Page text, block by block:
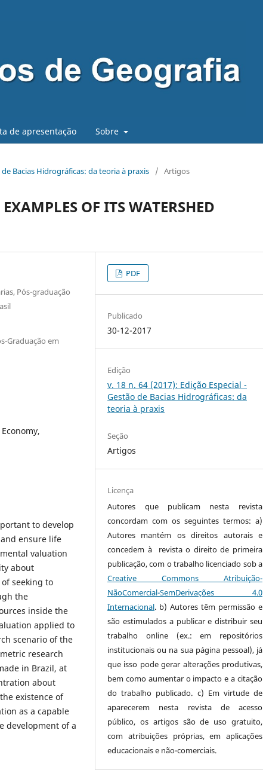
de apresentação Sobre
de Bacias Hidrográficas: da teoria à praxis / Artigos
OF ITS WATERSHED
Pós-graduação
Graduação em
to develop
ensure life
valuation
about
seeking to
the
inside the
applied to
scenario of the
research
in Brazil, at
about
existence of
as a capable
development of a
PDF
Publicado
30-12-2017
Edição
v. 18 n. 64 (2017): Edição Especial -
Gestão de Bacias Hidrográficas: da
teoria à praxis
Seção
Artigos
Licença
Autores que publicam nesta revista
concordam com os seguintes termos: a)
Autores mantém os direitos autorais e
concedem à revista o direito de primeira
publicação, com o trabalho licenciado sob a
Creative Commons Atribuição-
NãoComercial-SemDerivações 4.0
Internacional. b) Autores têm permissão e
são estimulados a publicar e distribuir seu
trabalho online (ex.: em repositórios
institucionais ou na sua página pessoal), já
que isso pode gerar alterações produtivas,
bem como aumentar o impacto e a citação
do trabalho publicado. c) Em virtude de
aparecerem nesta revista de acesso
público, os artigos são de uso gratuito,
com atribuições próprias, em aplicações
educacionais e não-comerciais.